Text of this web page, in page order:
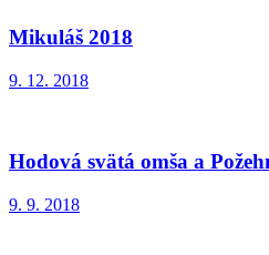
Mikuláš 2018
9. 12. 2018
Hodová svätá omša a
9. 9. 2018